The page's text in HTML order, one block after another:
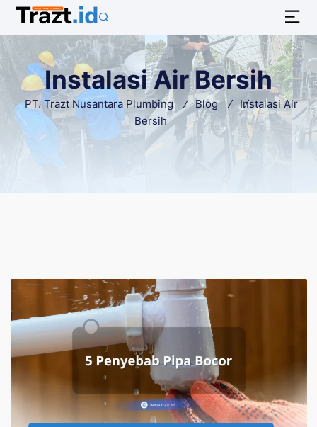
Instalasi Air Bersih
PT. Trazt Nusantara Plumbing Blog
Instalasi Air
Bersih